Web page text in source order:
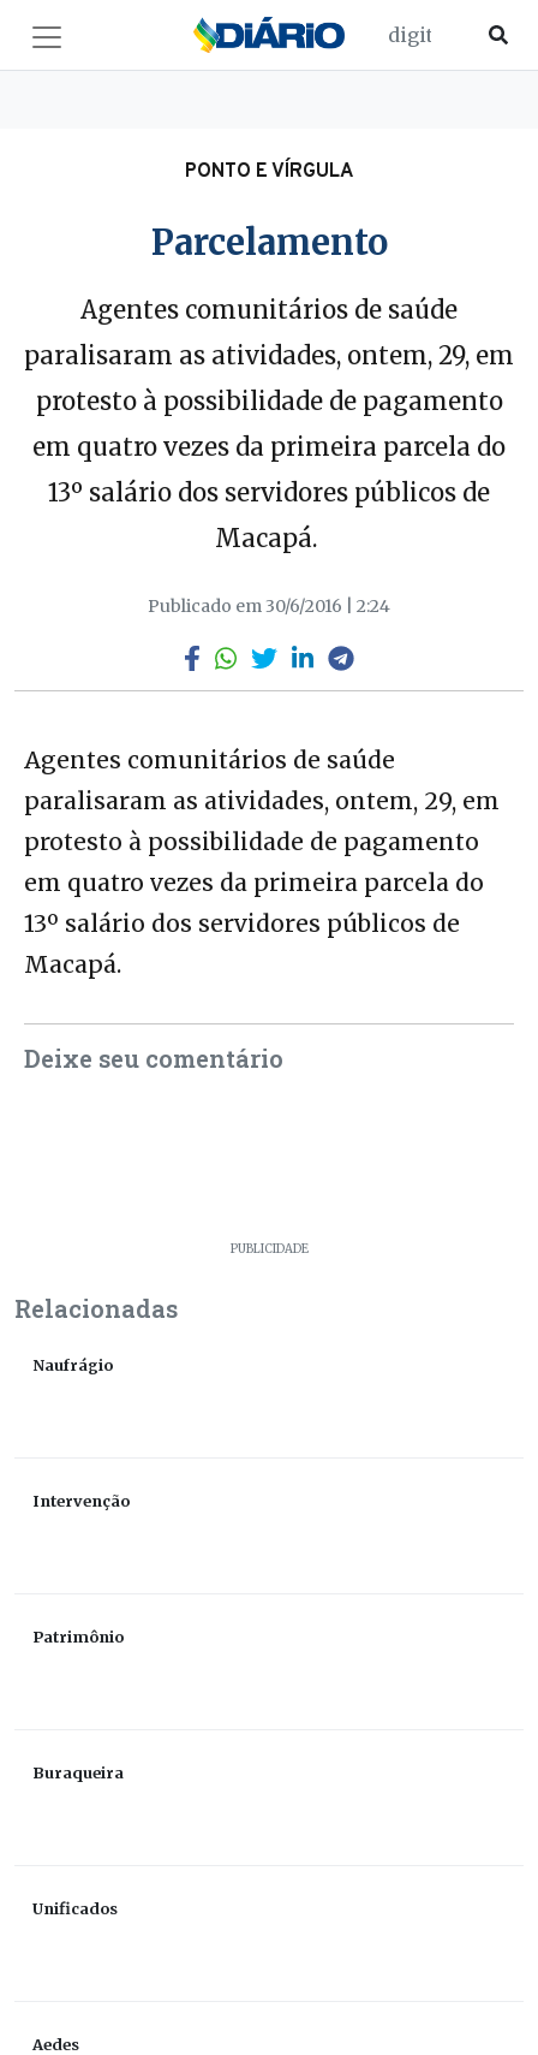
PONTO E VÍRGULA
Parcelamento
Agentes comunitários de saúde
paralisaram as atividades, ontem, 29, em
protesto à possibilidade de pagamento
em quatro vezes da primeira parcela do
13º salário dos servidores públicos de
Macapá.
Publicado em 30/6/2016 | 2:24
Agentes comunitários de saúde
paralisaram as atividades, ontem, 29, em
protesto à possibilidade de pagamento
em quatro vezes da primeira parcela do
13º salário dos servidores públicos de
Macapá.
Deixe seu comentário
PUBLICIDADE
Relacionadas
Naufrágio
Intervenção
Patrimônio
Buraqueira
Unificados
Aedes